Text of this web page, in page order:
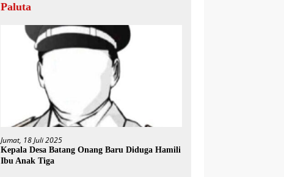
Paluta
Jumat, 18 Juli 2025
Kepala Desa Batang Onang Baru Diduga Hamili
Ibu Anak Tiga